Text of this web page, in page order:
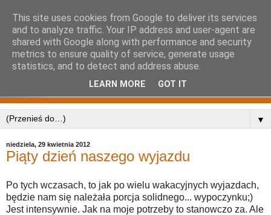
▼
niedziela, 29 kwietnia 2012
Piąty dzień naszego wyjazdu
Po tych wczasach, to jak po wielu wakacyjnych wyjazdach,
będzie nam się należała porcja solidnego... wypoczynku;)
Jest intensywnie. Jak na moje potrzeby to stanowczo za. Ale
This site uses cookies from Google to deliver its services
and to analyze traffic. Your IP address and user-agent are
shared with Google along with performance and security
metrics to ensure quality of service, generate usage
statistics, and to detect and address abuse.
LEARN MORE GOT IT